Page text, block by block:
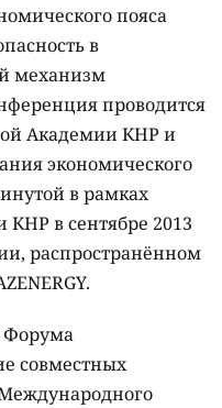
пояса
в
механизм
проводится
Академии КНР и
экономического
в рамках
КНР в сентябре 2013
распространённом
Форума
совместных